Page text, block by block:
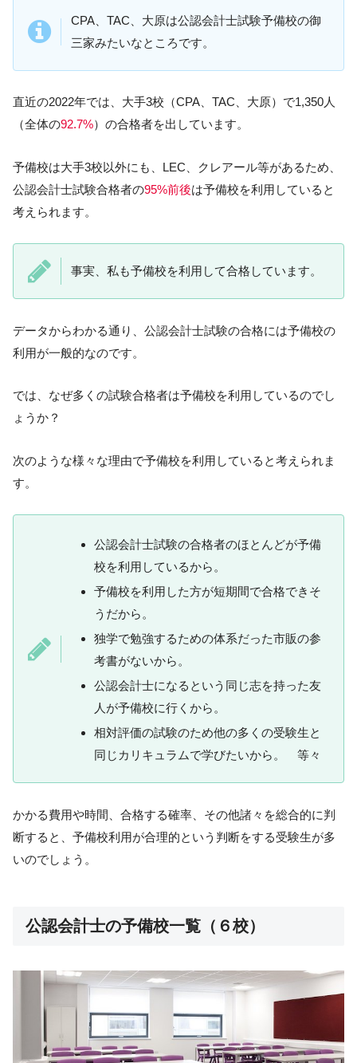
CPA、TAC、大原は公認会計士試験予備校の御
三家みたいなところです。
直近の2022年では、大手3校（CPA、TAC、大原）で1,350人
（全体の92.7%）の合格者を出しています。
予備校は大手3校以外にも、LEC、クレアール等があるため、
公認会計士試験合格者の95%前後は予備校を利用していると
考えられます。
事実、私も予備校を利用して合格しています。
データからわかる通り、公認会計士試験の合格には予備校の
利用が一般的なのです。
では、なぜ多くの試験合格者は予備校を利用しているのでし
ょうか？
次のような様々な理由で予備校を利用していると考えられま
す。
公認会計士試験の合格者のほとんどが予備
校を利用しているから。
予備校を利用した方が短期間で合格できそ
うだから。
独学で勉強するための体系だった市販の参
考書がないから。
公認会計士になるという同じ志を持った友
人が予備校に行くから。
相対評価の試験のため他の多くの受験生と
同じカリキュラムで学びたいから。 等々
かかる費用や時間、合格する確率、その他諸々を総合的に判
断すると、予備校利用が合理的という判断をする受験生が多
いのでしょう。
公認会計士の予備校一覧（６校）